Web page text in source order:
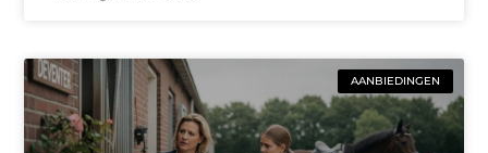
AANBIEDINGEN